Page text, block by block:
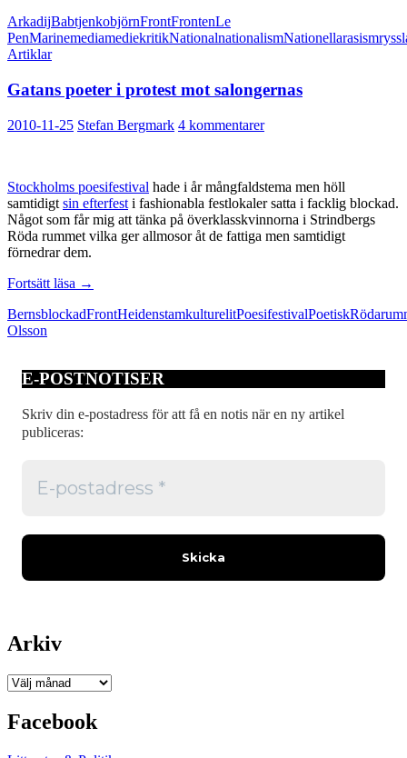
inga
underdogs
ArkadijBabtjenkobjörnFrontFrontenLe
PenMarinemediamediekritikNationalnationalismNationellarasism
Artiklar
Gatans poeter i protest mot salongernas
2010-11-25 Stefan Bergmark 4 kommentarer
Stockholms poesifestival hade i år mångfaldstema men höll
samtidigt sin efterfest i fashionabla festlokaler satta i facklig blockad.
Något som får mig att tänka på överklasskvinnorna i Strindbergs
Röda rummet vilka ger allmosor åt de fattiga men samtidigt
förnedrar dem.
Fortsätt läsa Gatans
i
→
BernsblockadFrontHeidenstamkulturelitPoesifestivalPoetiskRöda
Olsson
E-POSTNOTISER
Skriv din e-postadress för att få en notis när en ny artikel
publiceras:
Arkiv
Arkiv
Facebook